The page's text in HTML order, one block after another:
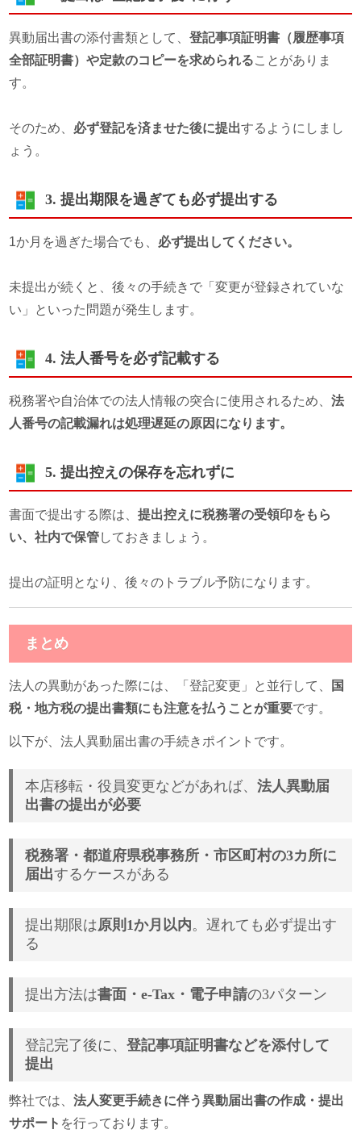
異動届出書の添付書類として、登記事項証明書（履歴事項
全部証明書）や定款のコピーを求められることがありま
す。
そのため、 必ず登記を済ませた後に提出するようにしまし
ょう。
3. 提出期限を過ぎても必ず提出する
1か月を過ぎた場合でも、 必ず提出してください。
未提出が続くと、後々の手続きで「変更が登録されていな
い」といった問題が発生します。
4. 法人番号を必ず記載する
税務署や自治体での法人情報の突合に使用されるため、法
人番号の記載漏れは処理遅延の原因になります。
5. 提出控えの保存を忘れずに
書面で提出する際は、提出控えに税務署の受領印をもら
い、社内で保管しておきましょう。
提出の証明となり、後々のトラブル予防になります。
まとめ
法人の異動があった際には、「登記変更」と並行して、
国
税・地方税の提出書類にも注意を払うことが重要です。
以下が、法人異動届出書の手続きポイントです。
本店移転・役員変更などがあれば、法人異動届
出書の提出が必要
税務署・都道府県税事務所・市区町村の3カ所に
届出するケースがある
提出期限は原則1か月以内。遅れても必ず提出す
る
提出方法は書面・e-Tax・電子申請の3パターン
登記完了後に、登記事項証明書などを添付して
提出
弊社では、法人変更手続きに伴う異動届出書の作成・提出
サポート を行っております。